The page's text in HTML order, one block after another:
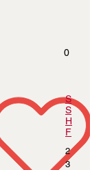
0
S
S
H
F
2
3